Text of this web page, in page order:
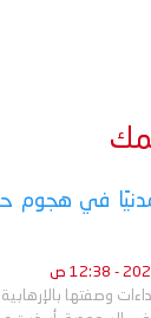
/ إصابة 11 مدنيًا
وصفتها